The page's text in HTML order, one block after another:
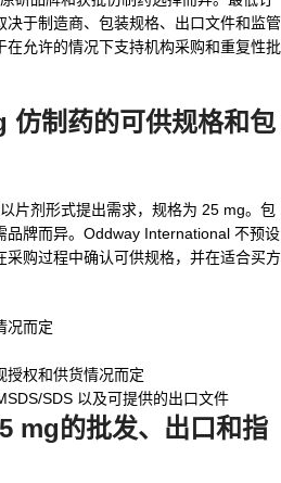
决于制造商、包装规格、出口文件和监管
在允许的情况下支持机构采购和重复性批
仿制药的可供规格和包
片剂形式提出需求，规格为 25 mg。包
品牌而异。Oddway International 不预设
采购过程中确认可供规格，并在适合买方
况而定
授权和供货情况而定
SDS 以及可提供的出口文件
mg的批发、出口和指